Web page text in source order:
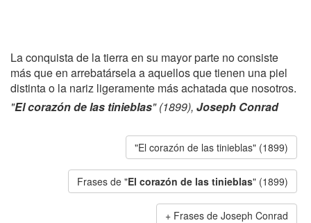
La conquista de la tierra en su mayor parte no consiste
más que en arrebatársela a aquellos que tienen una piel
distinta o la nariz ligeramente más achatada que nosotros.
"El corazón de las tinieblas" (1899), Joseph Conrad
"El corazón de las tinieblas" (1899)
Frases de "El corazón de las tinieblas" (1899)
Frases de Joseph Conrad